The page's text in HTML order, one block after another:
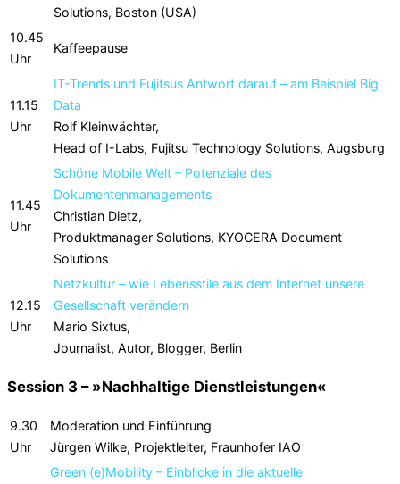
Solutions, Boston (USA)
10.45
Uhr
Kaffeepause
11.15
Uhr
IT-Trends und Fujitsus Antwort darauf – am Beispiel Big
Data
Rolf Kleinwächter,
Head of I-Labs, Fujitsu Technology Solutions, Augsburg
11.45
Uhr
Schöne Mobile Welt – Potenziale des
Dokumentenmanagements
Christian Dietz,
Produktmanager Solutions, KYOCERA Document
Solutions
12.15
Uhr
Netzkultur – wie Lebensstile aus dem Internet unsere
Gesellschaft verändern
Mario Sixtus,
Journalist, Autor, Blogger, Berlin
Session 3 – »Nachhaltige Dienstleistungen«
9.30
Uhr
Moderation und Einführung
Jürgen Wilke, Projektleiter, Fraunhofer IAO
Green (e)Mobility – Einblicke in die aktuelle